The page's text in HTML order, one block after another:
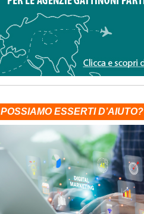
POSSIAMO ESSERTI D’AIUTO?